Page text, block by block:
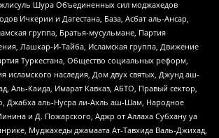
Шура Объединенных сил моджахедов
Ичкерии и Дагестана, База, Асбат аль-Ансар,
группа, Братья-мусульмане, Партия
Лашкар-И-Тайба, Исламская группа, Движение
Туркестана, Общество социальных реформ,
исламского наследия, Дом двух святых, Джунд аш-
Аль-Каида, Имарат Кавказ, АБТО, Правый сектор,
Джабха аль-Нусра ли-Ахль аш-Шам, Народное
и Д. Пожарского, Аджр от Аллаха Субхану уа
Муджахеды джамаата Ат-Тавхида Валь-Джихад,